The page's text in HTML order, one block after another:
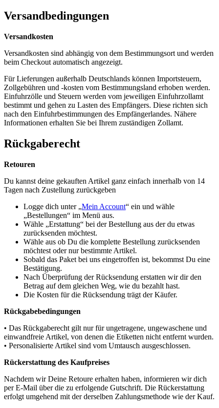
Versandbedingungen
Versandkosten
Versandkosten sind abhängig von dem Bestimmungsort und werden
beim Checkout automatisch angezeigt.
Für Lieferungen außerhalb Deutschlands können Importsteuern,
Zollgebühren und -kosten vom Bestimmungsland erhoben werden.
Einfuhrzölle und Steuern werden vom jeweiligen Einfuhrzollamt
bestimmt und gehen zu Lasten des Empfängers. Diese richten sich
nach den Einfuhrbestimmungen des Empfängerlandes. Nähere
Informationen erhalten Sie bei Ihrem zuständigen Zollamt.
Rückgaberecht
Retouren
Du kannst deine gekauften Artikel ganz einfach innerhalb von 14
Tagen nach Zustellung zurückgeben
Logge dich unter „Mein Account“ ein und wähle
„Bestellungen“ im Menü aus.
Wähle „Erstattung“ bei der Bestellung aus der du etwas
zurücksenden möchtest.
Wähle aus ob Du die komplette Bestellung zurücksenden
möchtest oder nur bestimmte Artikel.
Sobald das Paket bei uns eingetroffen ist, bekommst Du eine
Bestätigung.
Nach Überprüfung der Rücksendung erstatten wir dir den
Betrag auf dem gleichen Weg, wie du bezahlt hast.
Die Kosten für die Rücksendung trägt der Käufer.
Rückgabebedingungen
• Das Rückgaberecht gilt nur für ungetragene, ungewaschene und
einwandfreie Artikel, von denen die Etiketten nicht entfernt wurden.
• Personalisierte Artikel sind vom Umtausch ausgeschlossen.
Rückerstattung des Kaufpreises
Nachdem wir Deine Retoure erhalten haben, informieren wir dich
per E-Mail über die zu erfolgende Gutschrift. Die Rückerstattung
erfolgt umgehend mit der derselben Zahlungsmethode wie der Kauf.